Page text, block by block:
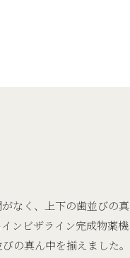
なく、上下の歯並びの真
ンビザライン完成物薬機
の真ん中を揃えました。